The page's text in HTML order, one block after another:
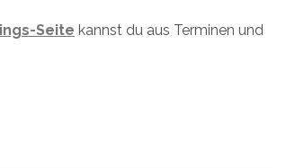
Seite kannst du aus Terminen und